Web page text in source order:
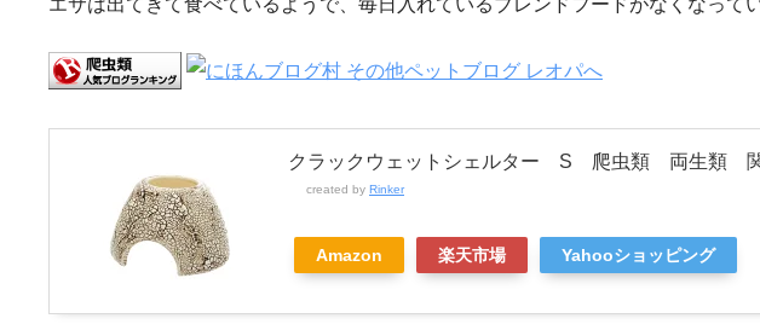
エサは出てきて食べているようで、毎日入れているブレンドフードがなくなって
クラックウェットシェルター S 爬虫類 両生類
created by Rinker
Amazon 楽天市場 Yahooショッピング